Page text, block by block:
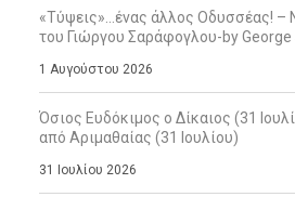
«Τύψεις»…ένας άλλος Οδυσσέας! –
του Γιώργου Σαράφογλου-by
1 Αυγούστου 2026
Όσιος Ευδόκιμος ο Δίκαιος (31
από Αριμαθαίας (31 Ιουλίου)
31 Ιουλίου 2026